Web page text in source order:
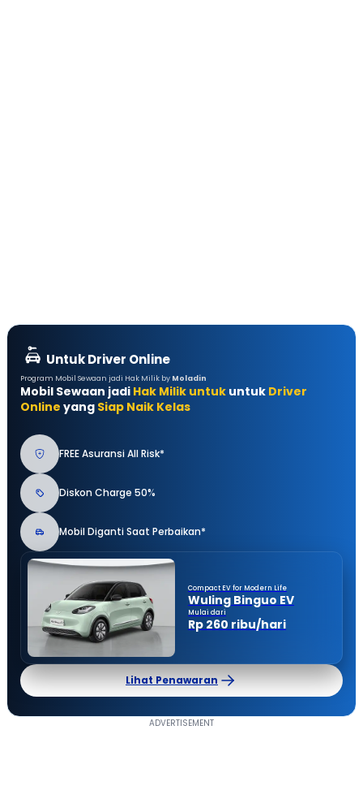
Untuk Driver Online
Program Mobil Sewaan jadi Hak Milik by Moladin
Mobil Sewaan jadi Hak Milik untuk untuk Driver
Online yang Siap Naik Kelas
FREE Asuransi All Risk*
Diskon Charge 50%
Mobil Diganti Saat Perbaikan*
Compact EV for Modern Life
Wuling Binguo EV
Mulai dari
Rp 260 ribu/hari
Lihat Penawaran